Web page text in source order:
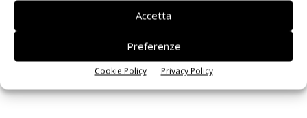
Accetta
Preferenze
Cookie Policy Privacy Policy
ISCRIVITI ALLA NEWSLETTER